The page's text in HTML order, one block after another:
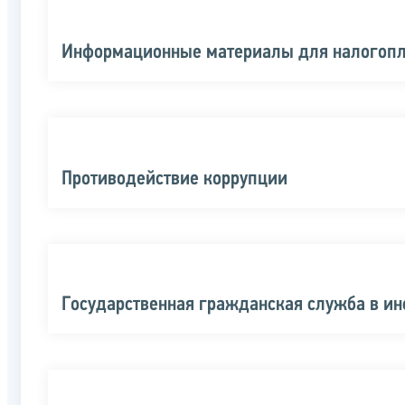
Информационные материалы для
Противодействие коррупции
Государственная гражданская служба в